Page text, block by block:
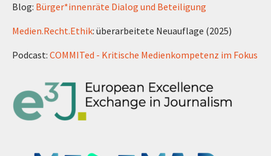
Blog: Bürger*innenräte Dialog und Beteiligung
Medien.Recht.Ethik: überarbeitete Neuauflage (2025)
Podcast: COMMITed - Kritische Medienkompetenz im Fokus